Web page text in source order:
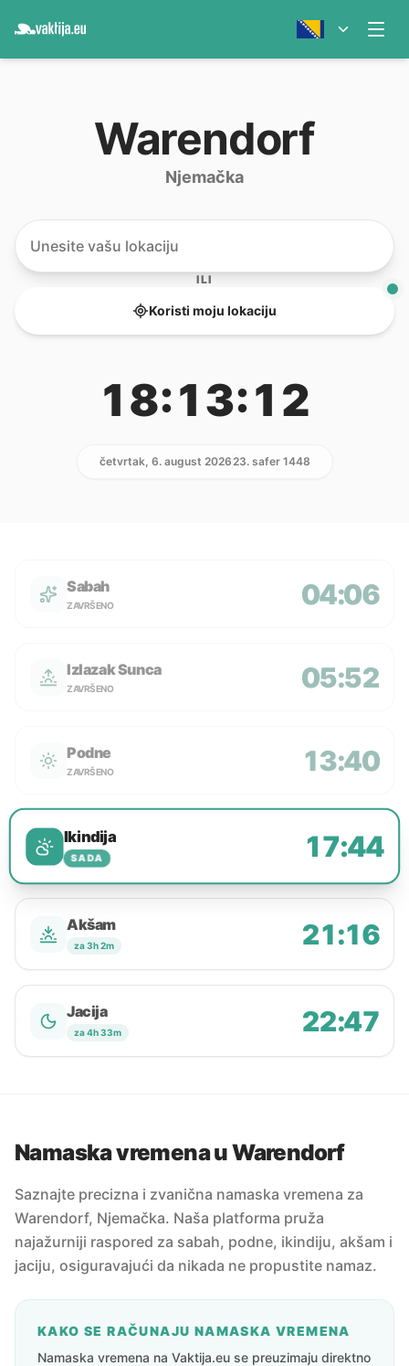
Warendorf
Njemačka
ILI
Koristi moju lokaciju
18:13:12
četvrtak, 6. august 202623. safer 1448
Sabah
ZAVRŠENO 04:06
Izlazak Sunca
ZAVRŠENO 05:52
Podne
ZAVRŠENO 13:40
Ikindija
SADA 17:44
Akšam
za 3h 2m 21:16
Jacija
za 4h 33m 22:47
Namaska vremena u Warendorf
Saznajte precizna i zvanična namaska vremena za
Warendorf, Njemačka. Naša platforma pruža
najažurniji raspored za sabah, podne, ikindiju, akšam i
jaciju, osiguravajući da nikada ne propustite namaz.
KAKO SE RAČUNAJU NAMASKA VREMENA
Namaska vremena na Vaktija.eu se preuzimaju direktno